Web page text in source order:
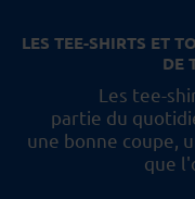
LES TEE-SHIRTS ET
DE
Les tee-
partie du
une bonne coupe,
que